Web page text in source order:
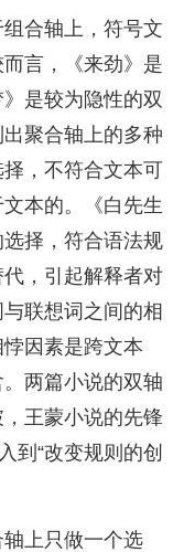
合轴上，符号文
言，《来劲》是
是较为隐性的双
聚合轴上的多种
，不符合文本可
本的。《白先生
择，符合语法规
，引起解释者对
联想词之间的相
因素是跨文本
两篇小说的双轴
王蒙小说的先锋
到“改变规则的创
上只做一个选